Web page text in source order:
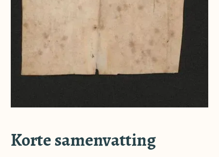
Korte samenvatting